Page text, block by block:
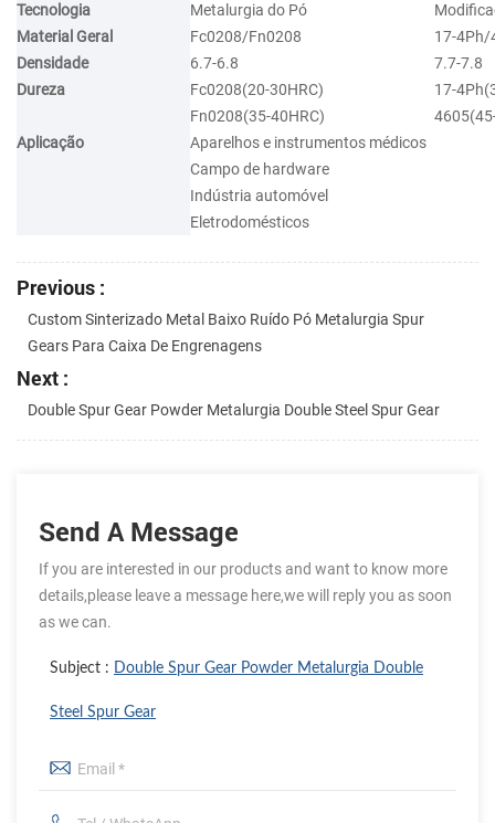
Tecnologia Metalurgia do Pó
Material Geral
Fc0208/Fn0208
17-4Ph/
Densidade
6.7-6.8
7.7-7.8
Dureza
Fc0208(20-30HRC)
Fn0208(35-40HRC)
17-
Aplicação
Aparelhos e instrumentos médicos
Campo de hardware
Indústria automóvel
Eletrodomésticos
Previous :
Custom Sinterizado Metal Baixo Ruído Pó Metalurgia Spur
Gears Para Caixa De Engrenagens
Next :
Double Spur Gear Powder Metalurgia Double Steel Spur Gear
Send A Message
If you are interested in our products and want to know more
details,please leave a message here,we will reply you as soon
as we can.
Subject : Double Spur Gear Powder Metalurgia Double
Steel Spur Gear